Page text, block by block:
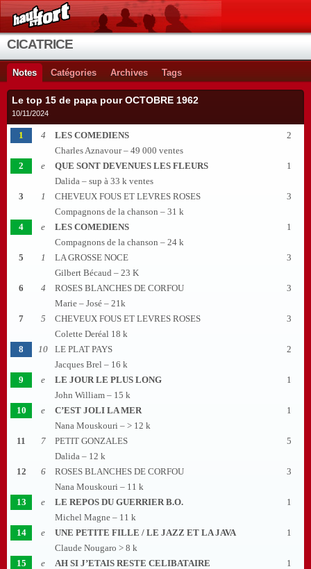
CICATRICE
Notes Catégories Archives Tags
Le top 15 de papa pour OCTOBRE 1962
10/11/2024
1 4 LES COMEDIENS
2
Charles Aznavour – 49 000 ventes
2
e QUE SONT DEVENUES LES FLEURS
1
Dalida – sup à 33 k ventes
3
1 CHEVEUX FOUS ET LEVRES ROSES
3
Compagnons de la chanson – 31 k
4
e LES COMEDIENS
1
Compagnons de la chanson – 24 k
5
1 LA GROSSE NOCE
3
Gilbert Bécaud – 23 K
6
4 ROSES BLANCHES DE CORFOU
3
Marie – José – 21k
7
5 CHEVEUX FOUS ET LEVRES ROSES
3
Colette Deréal 18 k
8
10 LE PLAT PAYS
2
Jacques Brel – 16 k
9
e LE JOUR LE PLUS LONG
1
John William – 15 k
10
e C’EST JOLI LA MER
1
Nana Mouskouri – > 12 k
11
7 PETIT GONZALES
5
Dalida – 12 k
12
6 ROSES BLANCHES DE CORFOU
3
Nana Mouskouri – 11 k
13
e LE REPOS DU GUERRIER B.O.
1
Michel Magne – 11 k
14
e UNE PETITE FILLE / LE JAZZ ET LA JAVA
1
Claude Nougaro > 8 k
15
e AH SI J’ETAIS RESTE CELIBATAIRE
1